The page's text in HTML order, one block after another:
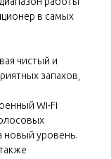
в самых
чистый и
запахов,
Wi-Fi
уровень.